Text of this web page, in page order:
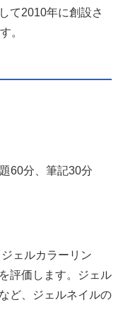
て2010年に創設さ
。
60分、筆記30分
ェルカラーリン
評価します。ジェル
ど、ジェルネイルの